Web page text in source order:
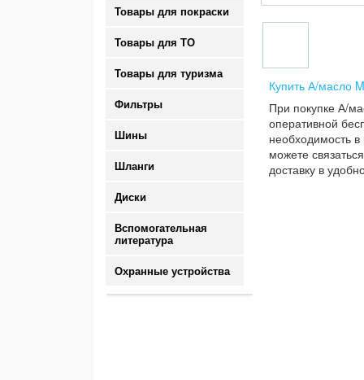
Товары для покраски
Товары для ТО
Товары для туризма
Фильтры
Шины
Шланги
Диски
Вспомогательная
литература
Охранные устройства
Купить А/масло
При покупке А/
оперативной
необходимость
можете
доставку в